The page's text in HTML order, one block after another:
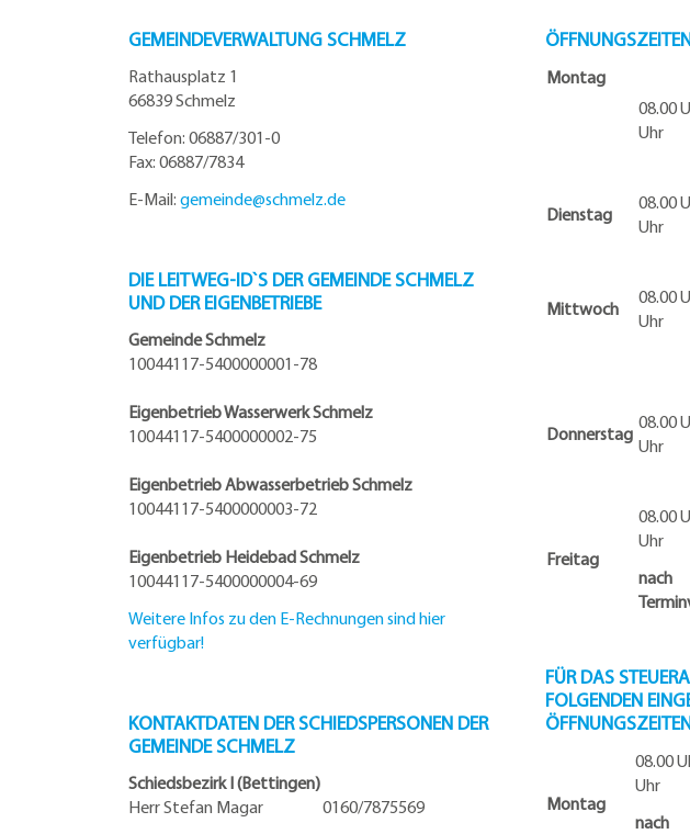
GEMEINDEVERWALTUNG SCHMELZ
Rathausplatz 1
66839 Schmelz
Telefon: 06887/301-0
Fax: 06887/7834
E-Mail: gemeinde@schmelz.de
DIE LEITWEG-ID`S DER GEMEINDE SCHMELZ
UND DER EIGENBETRIEBE
Gemeinde Schmelz
10044117-5400000001-78
Eigenbetrieb Wasserwerk Schmelz
10044117-5400000002-75
Eigenbetrieb Abwasserbetrieb Schmelz
10044117-5400000003-72
Eigenbetrieb Heidebad Schmelz
10044117-5400000004-69
Weitere Infos zu den E-Rechnungen sind hier
verfügbar!
KONTAKTDATEN DER SCHIEDSPERSONEN DER
GEMEINDE SCHMELZ
Schiedsbezirk I (Bettingen)
Herr Stefan Magar 0160/7875569
Montag
08.00
Uhr
Dienstag
08.00
Uhr
Mittwoch
08.00
Uhr
Donnerstag
08.00
Uhr
Freitag
08.00
Uhr
nach
FÜR DAS
FOLGENDEN
Montag
08.00
Uhr
nach